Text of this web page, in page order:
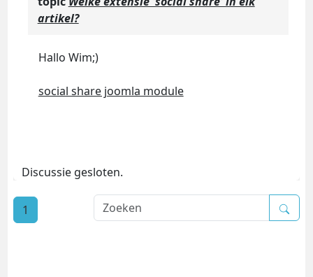
artikel?
Hallo Wim;)
social share joomla module
Discussie gesloten.
1